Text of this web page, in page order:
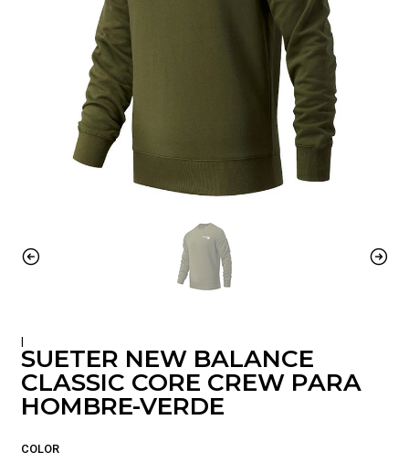
|
SUETER NEW BALANCE
CLASSIC CORE CREW PARA
HOMBRE-VERDE
COLOR